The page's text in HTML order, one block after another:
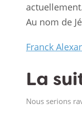
Au nom de
Franck
La
Nous serions